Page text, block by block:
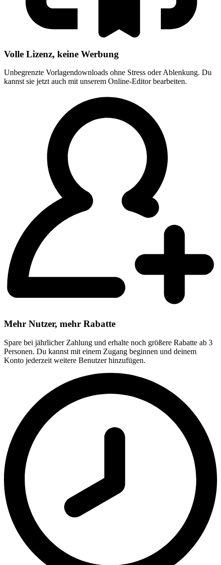
Volle Lizenz, keine Werbung
Unbegrenzte Vorlagendownloads ohne Stress oder Ablenkung. Du
kannst sie jetzt auch mit unserem Online-Editor bearbeiten.
Mehr Nutzer, mehr Rabatte
Spare bei jährlicher Zahlung und erhalte noch größere Rabatte ab 3
Personen. Du kannst mit einem Zugang beginnen und deinem
Konto jederzeit weitere Benutzer hinzufügen.